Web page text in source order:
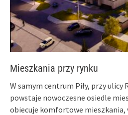
Mieszkania przy rynku
W samym centrum Piły, przy ulicy
powstaje nowoczesne osiedle
obiecuje komfortowe